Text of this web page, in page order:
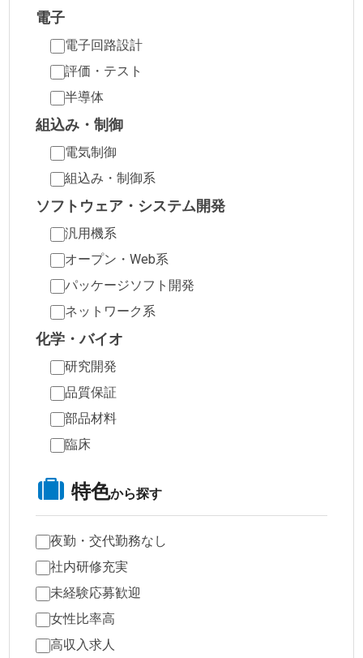
電子
電子回路設計
評価・テスト
半導体
組込み・制御
電気制御
組込み・制御系
ソフトウェア・システム開発
汎用機系
オープン・Web系
パッケージソフト開発
ネットワーク系
化学・バイオ
研究開発
品質保証
部品材料
臨床
特色から探す
夜勤・交代勤務なし
社内研修充実
未経験応募歓迎
女性比率高
高収入求人